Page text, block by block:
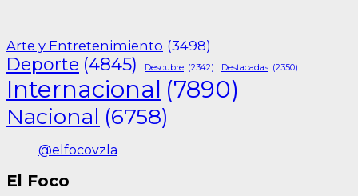
Arte y Entretenimiento (3498)
Deporte (4845) Descubre (2342) Destacadas (2350)
Internacional (7890)
Nacional (6758)
@elfocovzla
El Foco